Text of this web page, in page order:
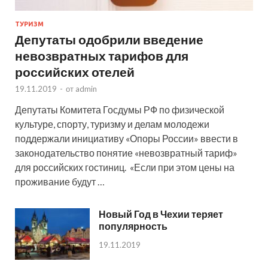
ТУРИЗМ
Депутаты одобрили введение
невозвратных тарифов для
российских отелей
19.11.2019 - от admin
Депутаты Комитета Госдумы РФ по физической
культуре, спорту, туризму и делам молодежи
поддержали инициативу «Опоры России» ввести в
законодательство понятие «невозвратный тариф»
для российских гостиниц. «Если при этом цены на
проживание будут …
Новый Год в Чехии теряет
популярность
19.11.2019